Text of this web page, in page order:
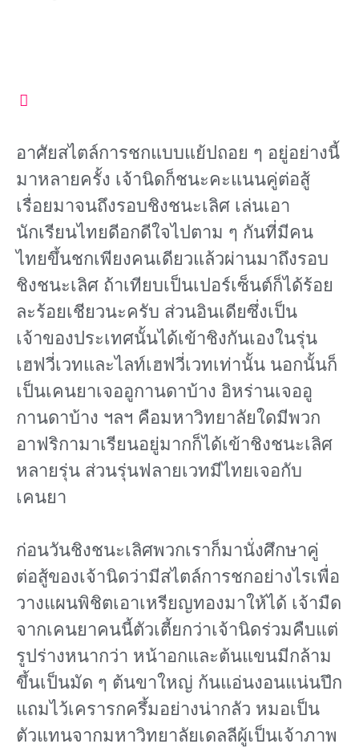
อาศัยสไตล์การชกแบบแย้ปถอย ๆ อยู่อย่างนี้
มาหลายครั้ง เจ้านิดก็ชนะคะแนนคู่ต่อสู้
เรื่อยมาจนถึงรอบชิงชนะเลิศ เล่นเอา
นักเรียนไทยดีอกดีใจไปตาม ๆ กันที่มีคน
ไทยขึ้นชกเพียงคนเดียวแล้วผ่านมาถึงรอบ
ชิงชนะเลิศ ถ้าเทียบเป็นเปอร์เซ็นต์ก็ได้ร้อย
ละร้อยเชียวนะครับ ส่วนอินเดียซึ่งเป็น
เจ้าของประเทศนั้นได้เข้าชิงกันเองในรุ่น
เฮฟวี่เวทและไลท์เฮฟวี่เวทเท่านั้น นอกนั้นก็
เป็นเคนยาเจออูกานดาบ้าง อิหร่านเจออู
กานดาบ้าง ฯลฯ คือมหาวิทยาลัยใดมีพวก
อาฟริกามาเรียนอยู่มากก็ได้เข้าชิงชนะเลิศ
หลายรุ่น ส่วนรุ่นฟลายเวทมีไทยเจอกับ
เคนยา
ก่อนวันชิงชนะเลิศพวกเราก็มานั่งศึกษาคู่
ต่อสู้ของเจ้านิดว่ามีสไตล์การชกอย่างไรเพื่อ
วางแผนพิชิตเอาเหรียญทองมาให้ได้ เจ้ามืด
จากเคนยาคนนี้ตัวเตี้ยกว่าเจ้านิดร่วมคืบแต่
รูปร่างหนากว่า หน้าอกและต้นแขนมีกล้าม
ขึ้นเป็นมัด ๆ ต้นขาใหญ่ ก้นแอ่นงอนแน่นปึก
แถมไว้เครารกครึ้มอย่างน่ากลัว หมอเป็น
ตัวแทนจากมหาวิทยาลัยเดลลีผู้เป็นเจ้าภาพ